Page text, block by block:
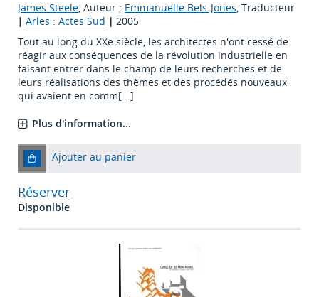
James Steele, Auteur ; Emmanuelle Bels-Jones, Traducteur
| Arles : Actes Sud | 2005
Tout au long du XXe siècle, les architectes n'ont cessé de
réagir aux conséquences de la révolution industrielle en
faisant entrer dans le champ de leurs recherches et de
leurs réalisations des thèmes et des procédés nouveaux
qui avaient en comm[...]
Plus d'information...
Ajouter au panier
Réserver
Disponible